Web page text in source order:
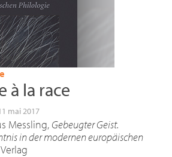
à la race
mai 2017
Messling, Gebeugter Geist.
in der modernen europäischen